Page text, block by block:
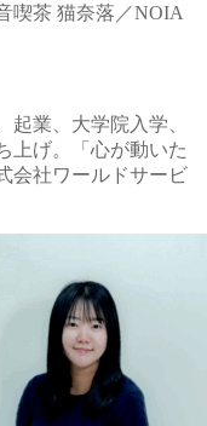
喫茶 猫奈落／NOIA
起業、大学院入学、
上げ。「心が動いた
会社ワールドサービ